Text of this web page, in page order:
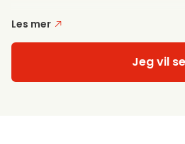
Les mer
Jeg vil se